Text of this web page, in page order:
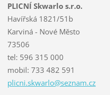
PLICNÍ Skwarlo s.r.o.
Havířská 1821/51b
Karviná - Nové Město
73506
tel: 596 315 000
mobil: 733 482 591
plicni.skwarlo@seznam.cz